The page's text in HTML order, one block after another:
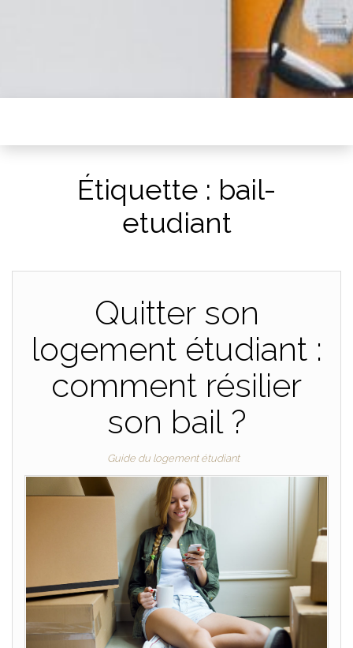
Étiquette : bail-
etudiant
Quitter son
logement étudiant :
comment résilier
son bail ?
Guide du logement étudiant